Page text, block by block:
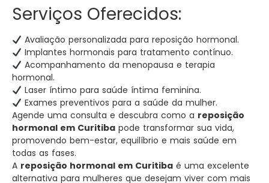
Serviços Oferecidos:
Avaliação personalizada para reposição hormonal.
Implantes hormonais para tratamento contínuo.
Acompanhamento da menopausa e terapia
hormonal.
Laser íntimo para saúde íntima feminina.
Exames preventivos para a saúde da mulher.
Agende uma consulta e descubra como a reposição
hormonal em Curitiba pode transformar sua vida,
promovendo bem-estar, equilíbrio e mais saúde em
todas as fases.
A reposição hormonal em Curitiba é uma excelente
alternativa para mulheres que desejam viver com mais